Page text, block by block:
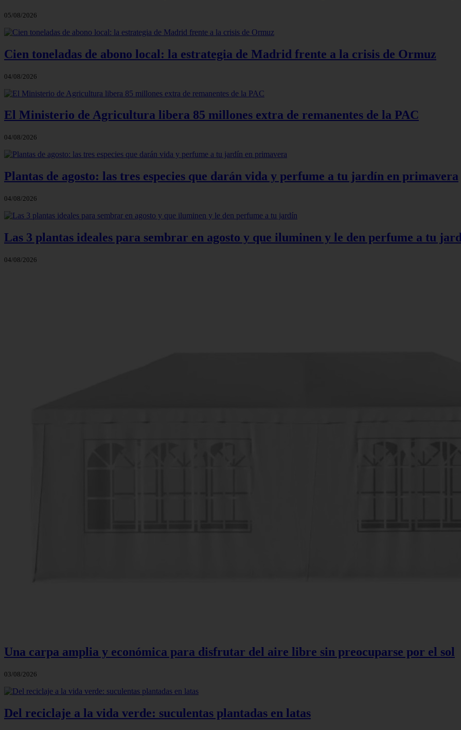
05/08/2026
Cien toneladas de abono local: la estrategia de Madrid frente a la crisis de Ormuz
04/08/2026
El Ministerio de Agricultura libera 85 millones extra de remanentes de la PAC
04/08/2026
Plantas de agosto: las tres especies que darán vida y perfume a tu jardín en primavera
04/08/2026
Las 3 plantas ideales para sembrar en agosto y que iluminen y le den perfume a tu
04/08/2026
Una carpa amplia y económica para disfrutar del aire libre sin preocuparse por el sol
03/08/2026
Del reciclaje a la vida verde: suculentas plantadas en latas